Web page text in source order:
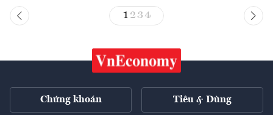
1 23 4
Chứng khoán Tiêu & Dùng